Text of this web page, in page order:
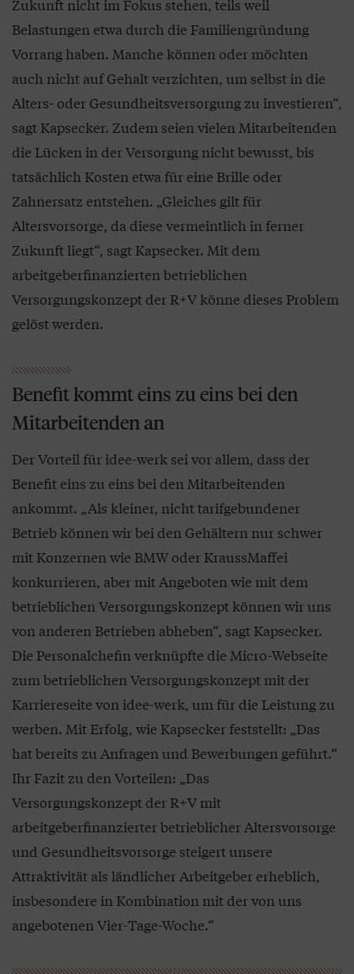
Zukunft nicht im Fokus stehen, teils weil
Belastungen etwa durch die Familiengründung
Vorrang haben. Manche können oder möchten
auch nicht auf Gehalt verzichten, um selbst in die
Alters- oder Gesundheitsversorgung zu investieren“,
sagt Kapsecker. Zudem seien vielen Mitarbeitenden
die Lücken in der Versorgung nicht bewusst, bis
tatsächlich Kosten etwa für eine Brille oder
Zahnersatz entstehen. „Gleiches gilt für
Altersvorsorge, da diese vermeintlich in ferner
Zukunft liegt“, sagt Kapsecker. Mit dem
arbeitgeberfinanzierten betrieblichen
Versorgungskonzept der R+V könne dieses Problem
gelöst werden.
Benefit kommt eins zu eins bei den
Mitarbeitenden an
Der Vorteil für idee-werk sei vor allem, dass der
Benefit eins zu eins bei den Mitarbeitenden
ankommt. „Als kleiner, nicht tarifgebundener
Betrieb können wir bei den Gehältern nur schwer
mit Konzernen wie BMW oder KraussMaffei
konkurrieren, aber mit Angeboten wie mit dem
betrieblichen Versorgungskonzept können wir uns
von anderen Betrieben abheben“, sagt Kapsecker.
Die Personalchefin verknüpfte die Micro-Webseite
zum betrieblichen Versorgungskonzept mit der
Karriereseite von idee-werk, um für die Leistung zu
werben. Mit Erfolg, wie Kapsecker feststellt: „Das
hat bereits zu Anfragen und Bewerbungen geführt.“
Ihr Fazit zu den Vorteilen: „Das
Versorgungskonzept der R+V mit
arbeitgeberfinanzierter betrieblicher Altersvorsorge
und Gesundheitsvorsorge steigert unsere
Attraktivität als ländlicher Arbeitgeber erheblich,
insbesondere in Kombination mit der von uns
angebotenen Vier-Tage-Woche.“